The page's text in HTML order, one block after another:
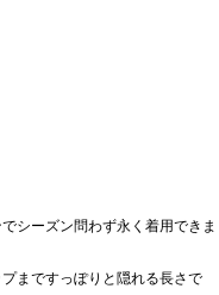
シーズン問わず永く着用できま
まですっぽりと隠れる長さで